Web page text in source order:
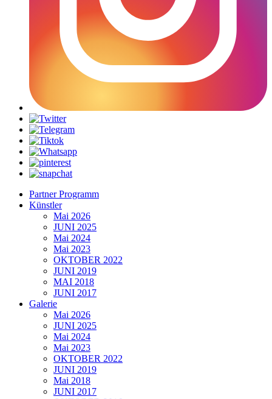
Partner Programm
Künstler
Mai 2026
JUNI 2025
Mai 2024
Mai 2023
OKTOBER 2022
JUNI 2019
MAI 2018
JUNI 2017
Galerie
Mai 2026
JUNI 2025
Mai 2024
Mai 2023
OKTOBER 2022
JUNI 2019
Mai 2018
JUNI 2017